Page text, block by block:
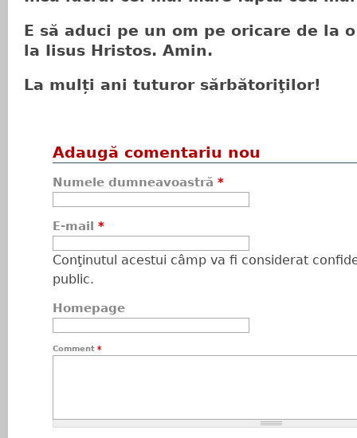
E să aduci pe un om pe oricare de la
la Iisus Hristos. Amin.
La mulți ani tuturor sărbătoriţilor!
Adaugă comentariu nou
Numele dumneavoastră *
E-mail *
Conţinutul acestui câmp va fi considerat
public.
Homepage
Comment *